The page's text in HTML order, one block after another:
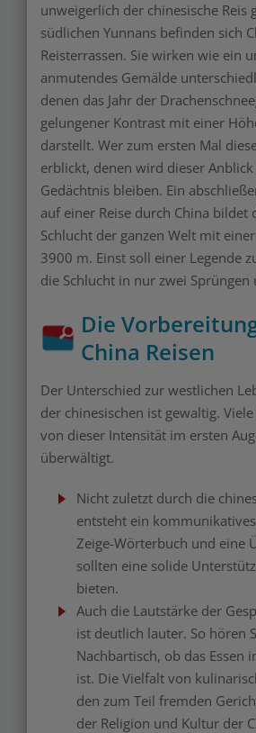
unweigerlich der chinesische Reis
südlichen Yunnans befinden sich
Reisterrassen. Sie wirken wie ein
anmutendes Gemälde
denen das Jahr der
gelungener Kontrast mit einer
darstellt. Wer zum ersten Mal
erblickt, denen wird dieser
Gedächtnis bleiben. Ein
auf einer Reise durch China bildet
Schlucht der ganzen Welt mit
3900 m. Einst soll einer Legende
die Schlucht in nur zwei
Die
China Reisen
Der Unterschied zur westlichen
der chinesischen ist gewaltig.
von dieser Intensität im ersten
überwältigt.
Nicht zuletzt durch die
entsteht ein
Zeige-Wörterbuch und eine
sollten eine solide
bieten.
Auch die Lautstärke der
ist deutlich lauter. So hören
Nachbartisch, ob das Essen
ist. Die Vielfalt von
den zum Teil fremden
der Religion und Kultur der